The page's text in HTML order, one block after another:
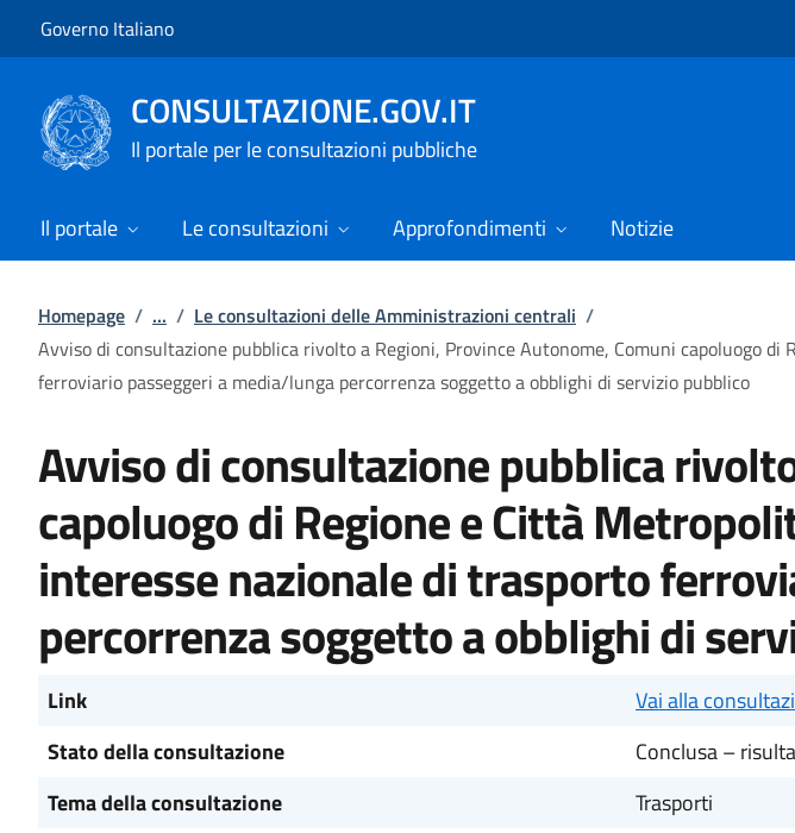
Governo Italiano
CONSULTAZIONE.GOV.IT
Il portale per le consultazioni pubbliche
Il portale Le consultazioni Approfondimenti Notizie
Homepage / ... / Le consultazioni delle Amministrazioni centrali /
Avviso di consultazione pubblica rivolto a Regioni, Province Autonome, Comuni capoluogo
ferroviario passeggeri a media/lunga percorrenza soggetto a obblighi di servizio pubblico
Avviso di consultazione pubblica
capoluogo di Regione e Città
interesse nazionale di trasporto
percorrenza soggetto a obblighi di
Link
Vai alla
Stato della consultazione
Conclusa –
Tema della consultazione
Trasporti